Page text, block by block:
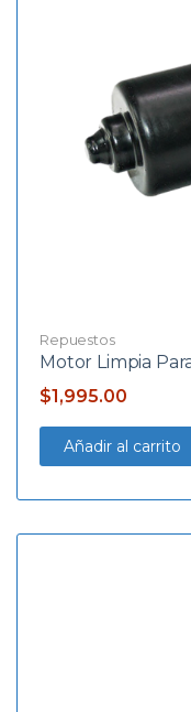
Repuestos
Motor Limpia
$1,995.00
Añadir al carrito